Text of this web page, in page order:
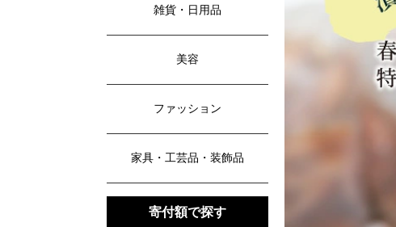
雑貨・日用品
美容
ファッション
家具・工芸品・装飾品
寄付額で探す